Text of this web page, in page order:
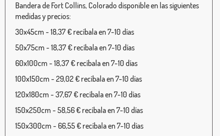
Bandera de Fort Collins, Colorado disponible en las siguientes
medidas y precios:
30x45cm - 18,37 € recíbala en 7-10 días
50x75cm - 18,37 € recíbala en 7-10 días
60x100cm - 18,37 € recíbala en 7-10 días
100x150cm - 29,02 € recíbala en 7-10 días
120x180cm - 37,67 € recíbala en 7-10 días
150x250cm - 58,56 € recíbala en 7-10 días
150x300cm - 66,55 € recíbala en 7-10 días